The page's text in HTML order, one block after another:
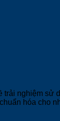
nghiệm
hóa cho